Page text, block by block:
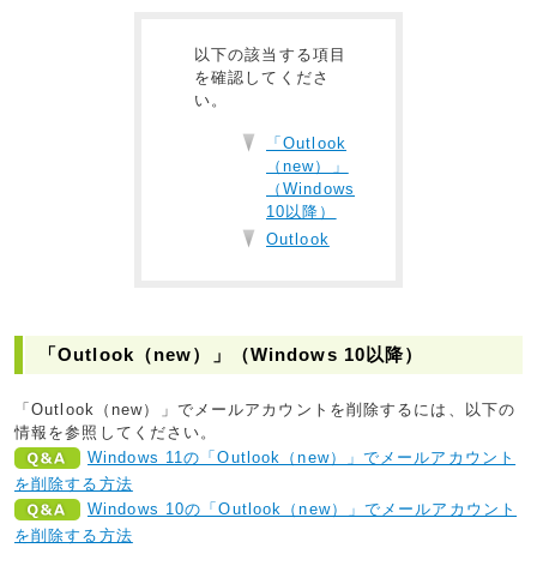
以下の該当する項目
を確認してくださ
い。
「Outlook
（new）」
（Windows
10以降）
Outlook
「Outlook（new）」（Windows 10以降）
「Outlook（new）」でメールアカウントを削除するには、以下の
情報を参照してください。
Windows 11の「Outlook（new）」でメールアカウント
を削除する方法
Windows 10の「Outlook（new）」でメールアカウント
を削除する方法